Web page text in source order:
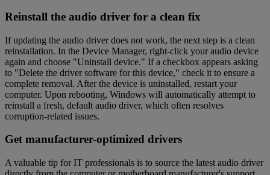
Reinstall the audio driver for a clean fix
If updating the audio driver does not work, the next step is a clean
reinstallation. In the Device Manager, right-click your audio device
again and choose "Uninstall device." If a checkbox appears asking
to "Delete the driver software for this device," check it to ensure a
complete removal. After the device is uninstalled, restart your
computer. Upon rebooting, Windows will automatically attempt to
reinstall a fresh, default audio driver, which often resolves
corruption-related issues.
Get manufacturer-optimized drivers
A valuable tip for IT professionals is to source the latest audio driver